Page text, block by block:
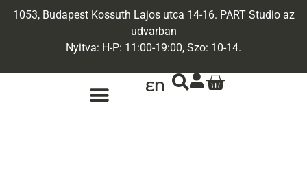
1053, Budapest Kossuth Lajos utca 14-16. PART Studio az
udvarban
Nyitva: H-P: 11:00-19:00, Szo: 10-14.
EN